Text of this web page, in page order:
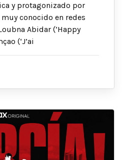
y protagonizado por
conocido en redes
Abidar (‘Happy
(‘J’ai